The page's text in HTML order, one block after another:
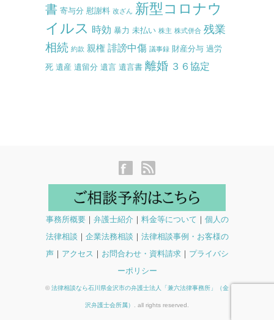
書 寄与分 慰謝料 改ざん 新型コロナウ
イルス 時効 暴力 未払い 株主 株式併合 残業
相続 約款 親権 誹謗中傷 議事録 財産分与 過労
死 遺産 遺留分 遺言 遺言書 離婚 ３６協定
事務所概要｜ 弁護士紹介 ｜ 料金等について ｜ 個人の
法律相談 ｜ 企業法務相談 ｜ 法律相談事例・お客様の
声｜ アクセス ｜ お問合わせ・資料請求｜ プライバシ
ーポリシー
© 法律相談なら石川県金沢市の弁護士法人「兼六法律事務所」（金
沢弁護士会所属） . all rights reserved.